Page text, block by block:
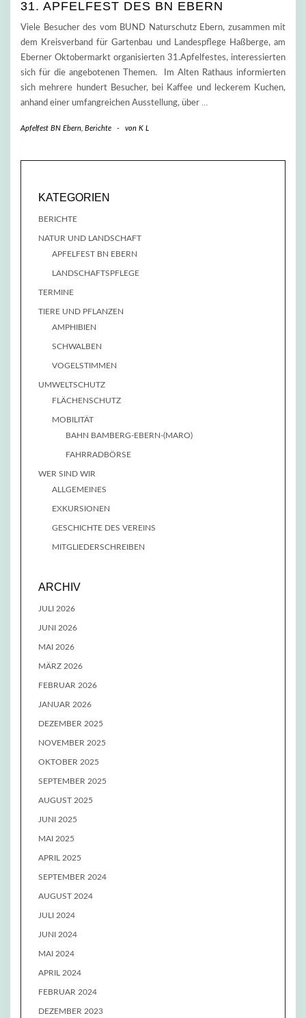
31. APFELFEST DES BN EBERN
Viele Besucher des vom BUND Naturschutz Ebern, zusammen mit
dem Kreisverband für Gartenbau und Landespflege Haßberge, am
Eberner Oktobermarkt organisierten 31.Apfelfestes, interessierten
sich für die angebotenen Themen. Im Alten Rathaus informierten
sich mehrere hundert Besucher, bei Kaffee und leckerem Kuchen,
anhand einer umfangreichen Ausstellung, über …
Apfelfest BN Ebern Berichte - von K L
KATEGORIEN
BERICHTE
NATUR UND LANDSCHAFT
APFELFEST BN EBERN
LANDSCHAFTSPFLEGE
TERMINE
TIERE UND PFLANZEN
AMPHIBIEN
SCHWALBEN
VOGELSTIMMEN
UMWELTSCHUTZ
FLÄCHENSCHUTZ
MOBILITÄT
BAHN BAMBERG-EBERN-(MARO)
FAHRRADBÖRSE
WER SIND WIR
ALLGEMEINES
EXKURSIONEN
GESCHICHTE DES VEREINS
MITGLIEDERSCHREIBEN
ARCHIV
JULI 2026
JUNI 2026
MAI 2026
MÄRZ 2026
FEBRUAR 2026
JANUAR 2026
DEZEMBER 2025
NOVEMBER 2025
OKTOBER 2025
SEPTEMBER 2025
AUGUST 2025
JUNI 2025
MAI 2025
APRIL 2025
SEPTEMBER 2024
AUGUST 2024
JULI 2024
JUNI 2024
MAI 2024
APRIL 2024
FEBRUAR 2024
DEZEMBER 2023